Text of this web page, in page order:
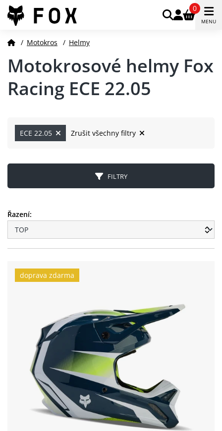
0
MENU
/ Motokros / Helmy
Motokrosové helmy Fox
Racing ECE 22.05
ECE 22.05 Zrušit všechny filtry
FILTRY
Řazení:
doprava zdarma